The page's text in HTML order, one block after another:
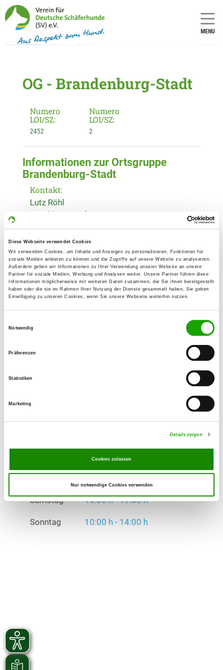
Diese Webseite verwendet Cookies
Wir verwenden Cookies, um Inhalte und Anzeigen zu personalisieren, Funktionen für
soziale Medien anbieten zu können und die Zugriffe auf unsere Website zu analysieren.
Außerdem geben wir Informationen zu Ihrer Verwendung unserer Website an unsere
Partner für soziale Medien, Werbung und Analysen weiter. Unsere Partner führen diese
Informationen möglicherweise mit weiteren Daten zusammen, die Sie ihnen bereitgestellt
haben oder die sie im Rahmen Ihrer Nutzung der Dienste gesammelt haben. Sie geben
Einwilligung zu unseren Cookies, wenn Sie unsere Webseite weiterhin nutzen.
Notwendig
Präferenzen
Statistiken
Marketing
Details zeigen
Cookies zulassen
Nur notwendige Cookies verwenden
MENU
OG - Brandenburg-Stadt
Numero
LOI/SZ:
2452
Numero
LOI/SZ:
2
Informationen zur Ortsgruppe
Brandenburg-Stadt
Kontakt:
Lutz Röhl
Genthiner Straße 46
Übungsplatz:
Magdeburger Heerstraße 21
14776 Brandenburg-Wilhelmsdorf
Handy:
0173 7098219
og-stadt-brandenburg@web.de
Angebot:
Mittwoch
Samstag 16:00 h - 19:00 h
Samstag 16:00 h - 19:00 h
Sonntag 10:00 h - 14:00 h